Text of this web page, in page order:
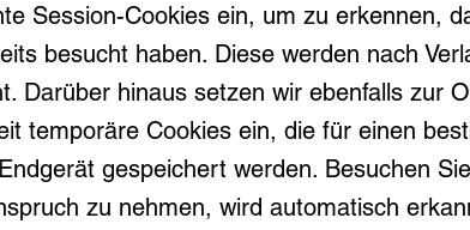
Session-Cookies ein, um zu erkennen,
besucht haben. Diese werden nach
Darüber hinaus setzen wir ebenfalls zur
temporäre Cookies ein, die für einen
gespeichert werden. Besuchen
zu nehmen, wird automatisch